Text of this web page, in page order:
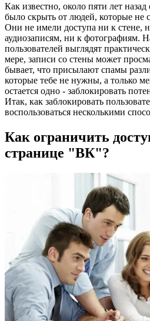
Как известно, около пяти лет
было скрыть от людей, которые не
Они не имели доступа ни к стене,
аудиозаписям, ни к фотографиям.
пользователей выглядят
мере, записи со стены может
бывает, что присылают спамы
которые тебе не нужны, а только
остается одно - заблокировать
Итак, как заблокировать
воспользоваться несколькими
Как ограничить
странице "ВК"?